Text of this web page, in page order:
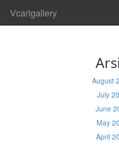
Vcarlgallery
August
July
June
May
April